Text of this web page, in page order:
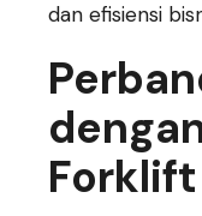
dan efisiensi